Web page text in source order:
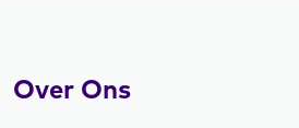
Over Ons